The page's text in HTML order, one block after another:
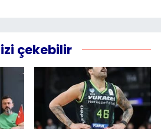
çekebilir